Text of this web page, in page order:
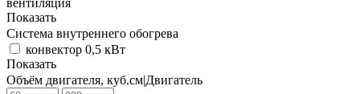
вентиляция
Показать
Система внутреннего обогрева
конвектор 0,5 кВт
Показать
Объём двигателя, куб.см|Двигатель